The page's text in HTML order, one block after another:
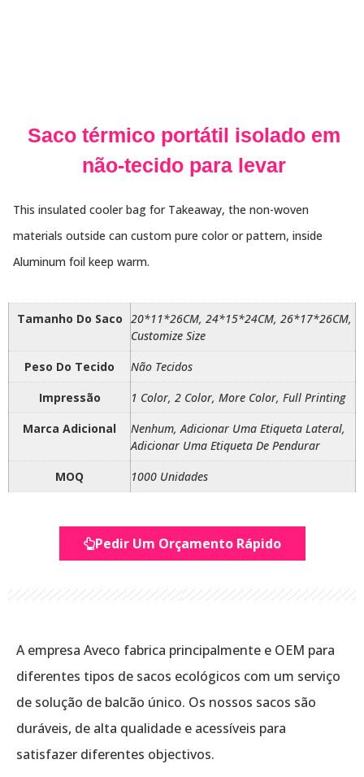
Saco térmico portátil isolado em
não-tecido para levar
This insulated cooler bag for Takeaway, the non-woven
materials outside can custom pure color or pattern, inside
Aluminum foil keep warm.
Tamanho Do Saco 20*11*26CM, 24*15*24CM, 26*17*26CM,
Customize Size
Peso Do Tecido
Não Tecidos
Impressão
1 Color, 2 Color, More Color, Full Printing
Marca Adicional
Nenhum, Adicionar Uma Etiqueta Lateral,
Adicionar Uma Etiqueta De Pendurar
MOQ
1000 Unidades
Pedir Um Orçamento Rápido
A empresa Aveco fabrica principalmente e OEM para
diferentes tipos de sacos ecológicos com um serviço
de solução de balcão único. Os nossos sacos são
duráveis, de alta qualidade e acessíveis para
satisfazer diferentes objectivos.